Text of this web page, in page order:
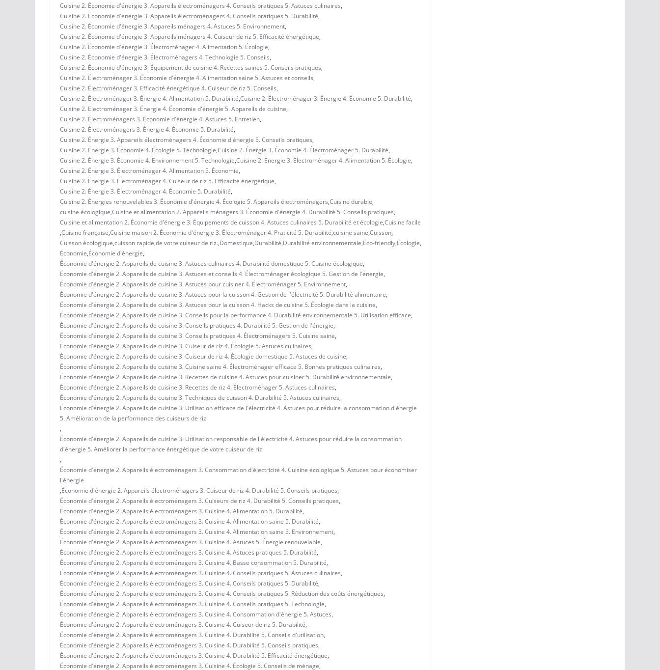
Cuisine 2. Économie d'énergie 3. Appareils électroménagers 4. Conseils pratiques 5. Astuces culinaires,
Cuisine 2. Économie d'énergie 3. Appareils électroménagers 4. Conseils pratiques 5. Durabilité,
Cuisine 2. Économie d'énergie 3. Appareils ménagers 4. Astuces 5. Environnement,
Cuisine 2. Économie d'énergie 3. Appareils ménagers 4. Cuiseur de riz 5. Efficacité énergétique,
Cuisine 2. Économie d'énergie 3. Électroménager 4. Alimentation 5. Écologie,
Cuisine 2. Économie d'énergie 3. Électroménagers 4. Technologie 5. Conseils,
Cuisine 2. Économie d'énergie 3. Équipement de cuisine 4. Recettes saines 5. Conseils pratiques,
Cuisine 2. Électroménager 3. Économie d'énergie 4. Alimentation saine 5. Astuces et conseils,
Cuisine 2. Électroménager 3. Efficacité énergétique 4. Cuiseur de riz 5. Conseils,
Cuisine 2. Électroménager 3. Énergie 4. Alimentation 5. Durabilité,Cuisine 2. Électroménager 3. Énergie 4. Économie 5. Durabilité,
Cuisine 2. Electroménager 3. Énergie 4. Économie d'énergie 5. Appareils de cuisine,
Cuisine 2. Électroménagers 3. Économie d'énergie 4. Astuces 5. Entretien,
Cuisine 2. Électroménagers 3. Énergie 4. Économie 5. Durabilité,
Cuisine 2. Énergie 3. Appareils électroménagers 4. Économie d'énergie 5. Conseils pratiques,
Cuisine 2. Énergie 3. Économie 4. Écologie 5. Technologie,Cuisine 2. Énergie 3. Économie 4. Électroménager 5. Durabilité,
Cuisine 2. Énergie 3. Économie 4. Environnement 5. Technologie,Cuisine 2. Énergie 3. Électroménager 4. Alimentation 5. Écologie,
Cuisine 2. Énergie 3. Électroménager 4. Alimentation 5. Économie,
Cuisine 2. Énergie 3. Électroménager 4. Cuiseur de riz 5. Efficacité énergétique,
Cuisine 2. Énergie 3. Électroménager 4. Économie 5. Durabilité,
Cuisine 2. Énergies renouvelables 3. Économie d'énergie 4. Écologie 5. Appareils électroménagers,Cuisine durable,
cuisine écologique,Cuisine et alimentation 2. Appareils ménagers 3. Économie d'énergie 4. Durabilité 5. Conseils pratiques,
Cuisine et alimentation 2. Économie d'énergie 3. Équipements de cuisson 4. Astuces culinaires 5. Durabilité et écologie,Cuisine facile
,Cuisine française,Cuisine maison 2. Économie d'énergie 3. Électroménager 4. Praticité 5. Durabilité,cuisine saine,Cuisson,
Cuisson écologique,cuisson rapide,de votre cuiseur de riz.,Domestique,Durabilité,Durabilité environnementale,Eco-friendly,Écologie,
Économie,Économie d'énergie,
Économie d'énergie 2. Appareils de cuisine 3. Astuces culinaires 4. Durabilité domestique 5. Cuisine écologique,
Économie d'énergie 2. Appareils de cuisine 3. Astuces et conseils 4. Électroménager écologique 5. Gestion de l'énergie,
Économie d'énergie 2. Appareils de cuisine 3. Astuces pour cuisiner 4. Électroménager 5. Environnement,
Économie d'énergie 2. Appareils de cuisine 3. Astuces pour la cuisson 4. Gestion de l'électricité 5. Durabilité alimentaire,
Économie d'énergie 2. Appareils de cuisine 3. Astuces pour la cuisson 4. Hacks de cuisine 5. Écologie dans la cuisine,
Économie d'énergie 2. Appareils de cuisine 3. Conseils pour la performance 4. Durabilité environnementale 5. Utilisation efficace,
Économie d'énergie 2. Appareils de cuisine 3. Conseils pratiques 4. Durabilité 5. Gestion de l'énergie,
Économie d'énergie 2. Appareils de cuisine 3. Conseils pratiques 4. Électroménagers 5. Cuisine saine,
Économie d'énergie 2. Appareils de cuisine 3. Cuiseur de riz 4. Écologie 5. Astuces culinaires,
Économie d'énergie 2. Appareils de cuisine 3. Cuiseur de riz 4. Écologie domestique 5. Astuces de cuisine,
Économie d'énergie 2. Appareils de cuisine 3. Cuisine saine 4. Électroménager efficace 5. Bonnes pratiques culinaires,
Économie d'énergie 2. Appareils de cuisine 3. Recettes de cuisine 4. Astuces pour cuisiner 5. Durabilité environnementale,
Économie d'énergie 2. Appareils de cuisine 3. Recettes de riz 4. Électroménager 5. Astuces culinaires,
Économie d'énergie 2. Appareils de cuisine 3. Techniques de cuisson 4. Durabilité 5. Astuces culinaires,
Économie d'énergie 2. Appareils de cuisine 3. Utilisation efficace de l'électricité 4. Astuces pour réduire la consommation d'énergie
5. Amélioration de la performance des cuiseurs de riz
,
Économie d'énergie 2. Appareils de cuisine 3. Utilisation responsable de l'électricité 4. Astuces pour réduire la consommation
d'énergie 5. Améliorer la performance énergétique de votre cuiseur de riz
,
Économie d'énergie 2. Appareils électroménagers 3. Consommation d'électricité 4. Cuisine écologique 5. Astuces pour économiser
l'énergie
,Économie d'énergie 2. Appareils électroménagers 3. Cuiseur de riz 4. Durabilité 5. Conseils pratiques,
Économie d'énergie 2. Appareils électroménagers 3. Cuiseurs de riz 4. Durabilité 5. Conseils pratiques,
Économie d'énergie 2. Appareils électroménagers 3. Cuisine 4. Alimentation 5. Durabilité,
Économie d'énergie 2. Appareils électroménagers 3. Cuisine 4. Alimentation saine 5. Durabilité,
Économie d'énergie 2. Appareils électroménagers 3. Cuisine 4. Alimentation saine 5. Environnement,
Économie d'énergie 2. Appareils électroménagers 3. Cuisine 4. Astuces 5. Énergie renouvelable,
Économie d'énergie 2. Appareils électroménagers 3. Cuisine 4. Astuces pratiques 5. Durabilité,
Économie d'énergie 2. Appareils électroménagers 3. Cuisine 4. Basse consommation 5. Durabilité,
Économie d'énergie 2. Appareils électroménagers 3. Cuisine 4. Conseils pratiques 5. Astuces culinaires,
Économie d'énergie 2. Appareils électroménagers 3. Cuisine 4. Conseils pratiques 5. Durabilité,
Économie d'énergie 2. Appareils électroménagers 3. Cuisine 4. Conseils pratiques 5. Réduction des coûts énergétiques,
Économie d'énergie 2. Appareils électroménagers 3. Cuisine 4. Conseils pratiques 5. Technologie,
Économie d'énergie 2. Appareils électroménagers 3. Cuisine 4. Consommation d'énergie 5. Astuces,
Économie d'énergie 2. Appareils électroménagers 3. Cuisine 4. Cuiseur de riz 5. Durabilité,
Économie d'énergie 2. Appareils électroménagers 3. Cuisine 4. Durabilité 5. Conseils d'utilisation,
Économie d'énergie 2. Appareils électroménagers 3. Cuisine 4. Durabilité 5. Conseils pratiques,
Économie d'énergie 2. Appareils électroménagers 3. Cuisine 4. Durabilité 5. Efficacité énergétique,
Économie d'énergie 2. Appareils électroménagers 3. Cuisine 4. Écologie 5. Conseils de ménage,